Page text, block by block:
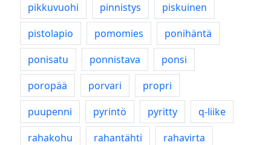
pikkuvuohi
pinnistys
piskuinen
pistolapio
pomomies
ponihäntä
ponisatu
ponnistava
ponsi
poropää
porvari
propri
puupenni
pyrintö pyritty
q-liike
rahakohu
rahantähti
rahavirta